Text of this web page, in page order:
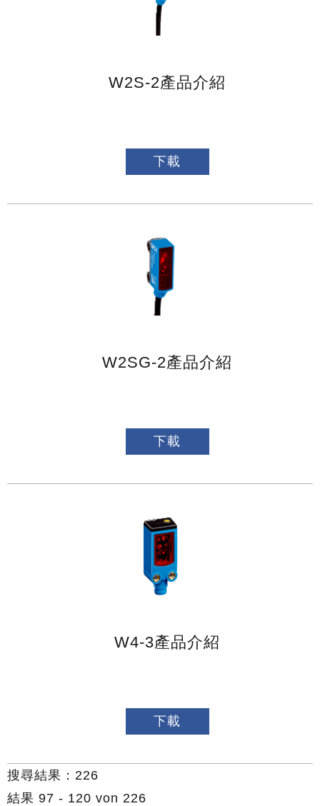
W2S-2產品介紹
下載
W2SG-2產品介紹
下載
W4-3產品介紹
下載
搜尋結果：226
結果 97 - 120 von 226